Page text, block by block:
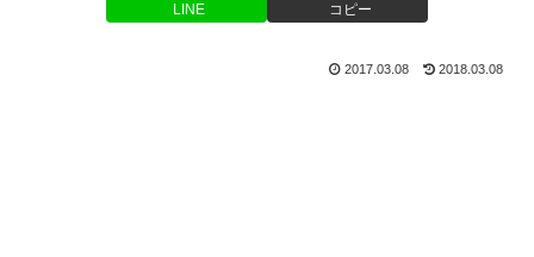
LINE コピー
2017.03.08 2018.03.08